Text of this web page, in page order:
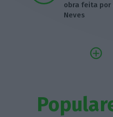
obra feita por
Neves